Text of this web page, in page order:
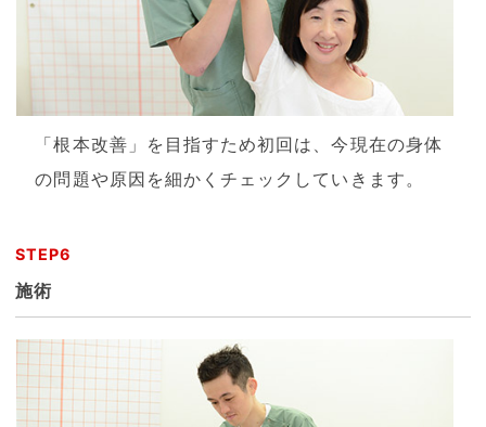
「根本改善」を目指すため初回は、今現在の身体
の問題や原因を細かくチェックしていきます。
STEP6
施術